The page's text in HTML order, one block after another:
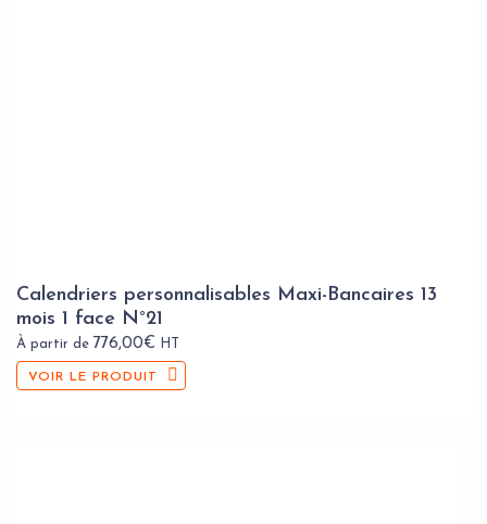
Calendriers personnalisables Maxi-Bancaires 13
mois 1 face N°21
À partir de 776,00€ HT
VOIR LE PRODUIT